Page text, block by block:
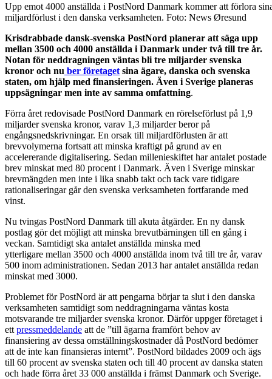
Upp emot 4000 anställda i PostNord Danmark kommer att förlora
miljardförlust i den danska verksamheten. Foto: News Øresund
Krisdrabbade dansk-svenska PostNord planerar att säga upp
mellan 3500 och 4000 anställda i Danmark under två till tre år.
Notan för neddragningen väntas bli tre miljarder svenska
kronor och nu ber företaget sina ägare, danska och svenska
staten, om hjälp med finansieringen. Även i Sverige planeras
uppsägningar men inte av samma omfattning.
Förra året redovisade PostNord Danmark en rörelseförlust på 1,9
miljarder svenska kronor, varav 1,3 miljarder beror på
engångsnedskrivningar. En orsak till miljardförlusten är att
brevvolymerna fortsatt att minska kraftigt på grund av en
accelererande digitalisering. Sedan millenieskiftet har antalet postade
brev minskat med 80 procent i Danmark. Även i Sverige minskar
brevmängden men inte i lika snabb takt och tack vare tidigare
rationaliseringar går den svenska verksamheten fortfarande med
vinst.
Nu tvingas PostNord Danmark till akuta åtgärder. En ny dansk
postlag gör det möjligt att minska brevutbärningen till en gång i
veckan. Samtidigt ska antalet anställda minska med
ytterligare mellan 3500 och 4000 anställda inom två till tre år, varav
500 inom administrationen. Sedan 2013 har antalet anställda redan
minskat med 3000.
Problemet för PostNord är att pengarna börjar ta slut i den danska
verksamheten samtidigt som neddragningarna väntas kosta
motsvarande tre miljarder svenska kronor. Därför uppger företaget i
ett pressmeddelande att de ”till ägarna framfört behov av
finansiering av dessa omställningskostnader då PostNord bedömer
att de inte kan finansieras internt”. PostNord bildades 2009 och ägs
till 60 procent av svenska staten och till 40 procent av danska staten
och hade förra året 33 000 anställda i främst Danmark och Sverige.